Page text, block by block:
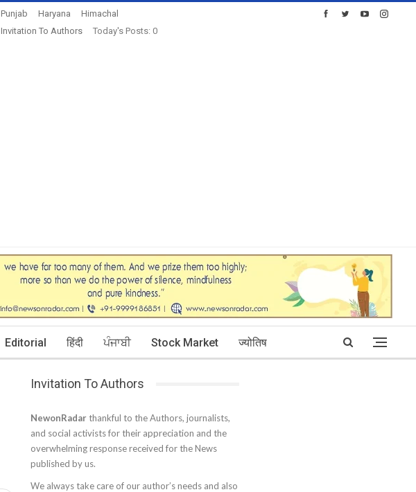
Punjab Haryana
Himachal
Invitation To Authors
Today's Posts: 0
Editorial हिंदी ਪੰਜਾਬੀ Stock Market ज्योतिष
Invitation To Authors
NewonRadar thankful to the Authors, journalists,
and social activists for their appreciation and the
overwhelming response received for the News
published by us.
We always take care of our author’s needs and also